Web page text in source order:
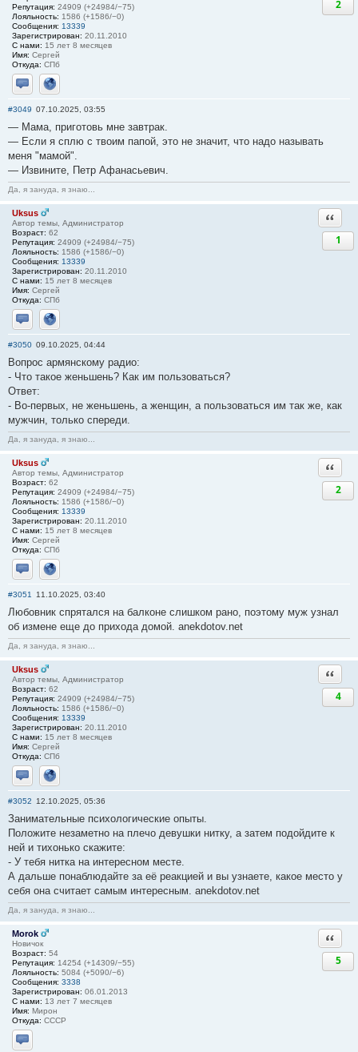
Репутация: 24909 (+24984/−75)
Лояльность: 1586 (+1586/−0)
Сообщения: 13339
Зарегистрирован: 20.11.2010
С нами: 15 лет 8 месяцев
Имя: Сергей
Откуда: СПб
Отправить личное сообщение
Сайт
2
#3049 07.10.2025, 03:55
— Мама, приготовь мне завтрак.
— Если я сплю с твоим папой, это не значит, что надо называть
меня "мамой".
— Извините, Петр Афанасьевич.
Да, я зануда, я знаю...
Uksus
Автор темы, Администратор
Возраст: 62
Репутация: 24909 (+24984/−75)
Лояльность: 1586 (+1586/−0)
Сообщения: 13339
Зарегистрирован: 20.11.2010
С нами: 15 лет 8 месяцев
Имя: Сергей
Откуда: СПб
Отправить личное сообщение
Сайт
1
#3050 09.10.2025, 04:44
Вопрос армянскому радио:
- Что такое женьшень? Как им пользоваться?
Ответ:
- Во-первых, не женьшень, а женщин, а пользоваться им так же, как
мужчин, только спереди.
Да, я зануда, я знаю...
Uksus
Автор темы, Администратор
Возраст: 62
Репутация: 24909 (+24984/−75)
Лояльность: 1586 (+1586/−0)
Сообщения: 13339
Зарегистрирован: 20.11.2010
С нами: 15 лет 8 месяцев
Имя: Сергей
Откуда: СПб
Отправить личное сообщение
Сайт
2
#3051 11.10.2025, 03:40
Любовник спрятался на балконе слишком рано, поэтому муж узнал
об измене еще до прихода домой. anekdotov.net
Да, я зануда, я знаю...
Uksus
Автор темы, Администратор
Возраст: 62
Репутация: 24909 (+24984/−75)
Лояльность: 1586 (+1586/−0)
Сообщения: 13339
Зарегистрирован: 20.11.2010
С нами: 15 лет 8 месяцев
Имя: Сергей
Откуда: СПб
Отправить личное сообщение
Сайт
4
#3052 12.10.2025, 05:36
Занимательные психологические опыты.
Положите незаметно на плечо девушки нитку, а затем подойдите к
ней и тихонько скажите:
- У тебя нитка на интересном месте.
А дальше понаблюдайте за её реакцией и вы узнаете, какое место у
себя она считает самым интересным. anekdotov.net
Да, я зануда, я знаю...
Morok
Новичок
Возраст: 54
Репутация: 14254 (+14309/−55)
Лояльность: 5084 (+5090/−6)
Сообщения: 3338
Зарегистрирован: 06.01.2013
С нами: 13 лет 7 месяцев
Имя: Мирон
Откуда: СССР
5